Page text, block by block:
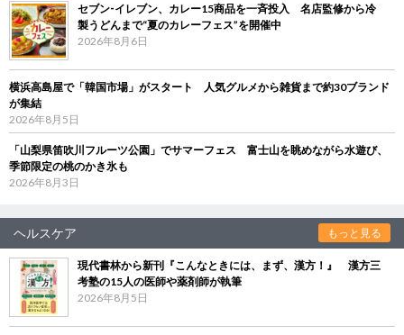
セブン‐イレブン、カレー15商品を一斉投入 名店監修から冷
製うどんまで“夏のカレーフェス”を開催中
2026年8月6日
横浜高島屋で「韓国市場」がスタート 人気グルメから雑貨まで約30ブランド
が集結
2026年8月5日
「山梨県笛吹川フルーツ公園」でサマーフェス 富士山を眺めながら水遊び、
季節限定の桃のかき氷も
2026年8月3日
ヘルスケア もっと見る
現代書林から新刊『こんなときには、まず、漢方！』 漢方三
考塾の15人の医師や薬剤師が執筆
2026年8月5日